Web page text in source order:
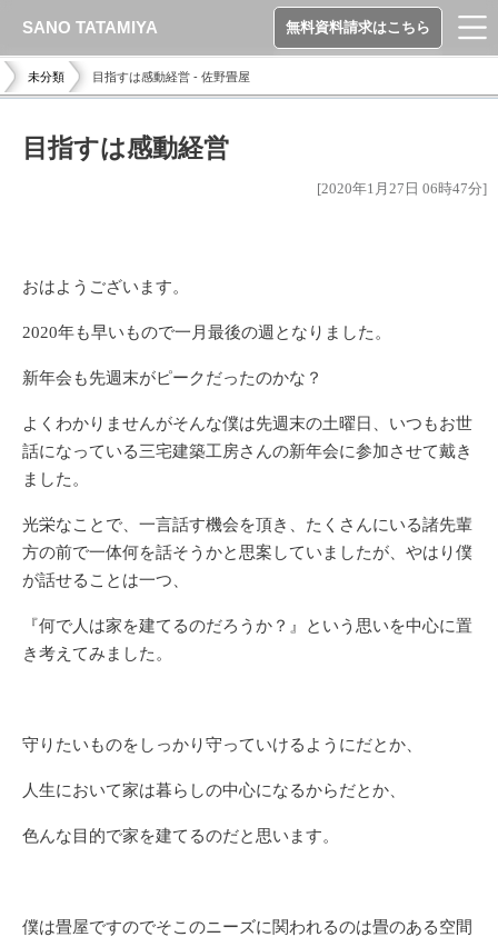
未分類 目指すは感動経営 - 佐野畳屋
目指すは感動経営
[2020年1月27日 06時47分]
おはようございます。
2020年も早いもので一月最後の週となりました。
新年会も先週末がピークだったのかな？
よくわかりませんがそんな僕は先週末の土曜日、いつもお世
話になっている三宅建築工房さんの新年会に参加させて戴き
ました。
光栄なことで、一言話す機会を頂き、たくさんにいる諸先輩
方の前で一体何を話そうかと思案していましたが、やはり僕
が話せることは一つ、
『何で人は家を建てるのだろうか？』という思いを中心に置
き考えてみました。
守りたいものをしっかり守っていけるようにだとか、
人生において家は暮らしの中心になるからだとか、
色んな目的で家を建てるのだと思います。
僕は畳屋ですのでそこのニーズに関われるのは畳のある空間
SANO TATAMIYA 無料資料請求はこちら